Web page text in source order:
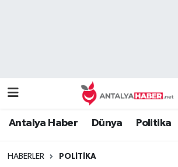
Antalya Haber Dünya Politika
HABERLER POLITIKA
Namaz Vakitleri